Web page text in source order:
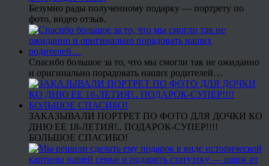
Безумно рады полученному подарку — портрету по
фото, видео отзыв.
Спасибо большое за то, что мы смогли так не ожиданно
и оригинально порадовать наших родителей…
ЗАКАЗЫВАЛИ ПОРТРЕТ ПО ФОТО ДЛЯ ДОЧКИ КО
ДНЮ ЕЕ 18-ЛЕТИЯ!.. ПОДАРОК-СУПЕР!!!!
БОЛЬШОЕ СПАСИБО!